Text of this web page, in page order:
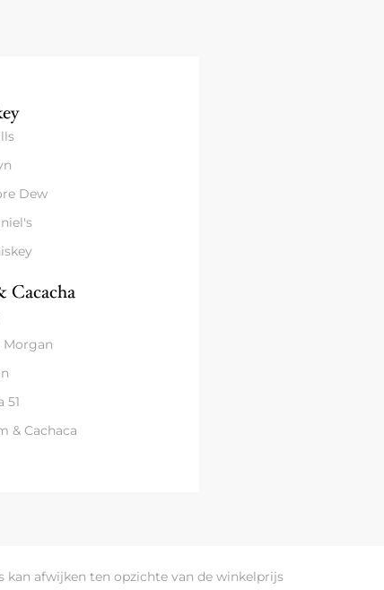
Dew
Cacacha
Morgan
51
& Cachaca
kan afwijken ten opzichte van de winkelprijs